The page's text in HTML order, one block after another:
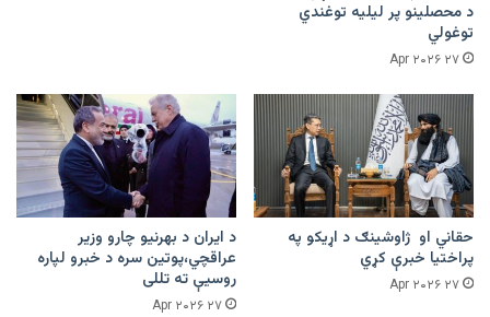
د محصلینو پر لیلیه توغندي
توغولي
۲۷ Apr ۲۰۲۶
حقاني او ژاوشینګ د اړیکو په
پراختیا خبرې کړي
۲۷ Apr ۲۰۲۶
د ایران د بهرنیو چارو وزیر
عراقچي،پوتین سره د خبرو لپاره
روسیې ته تللی
۲۷ Apr ۲۰۲۶